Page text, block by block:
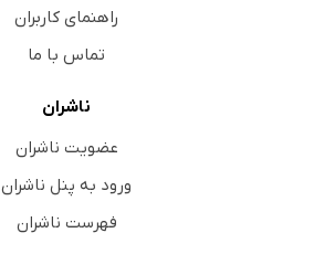
راهنمای کاربران
تماس با ما
ناشران
عضویت ناشران
ورود به پنل ناشران
فهرست ناشران